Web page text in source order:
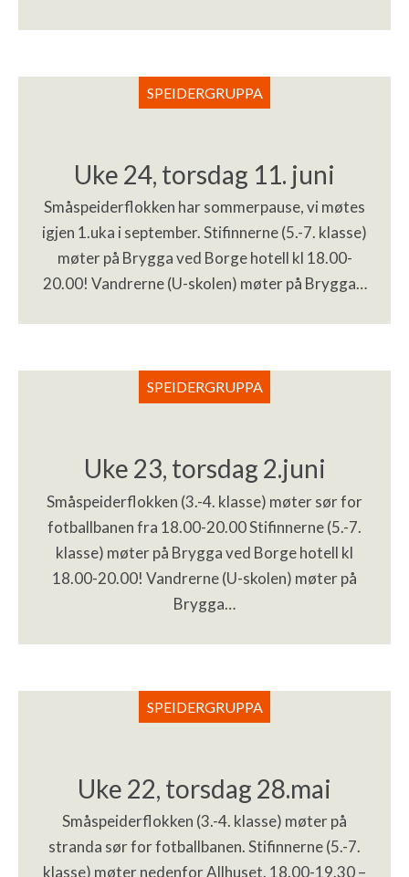
Uke 24, torsdag 11. juni
Småspeiderflokken har sommerpause, vi møtes
igjen 1.uka i september. Stifinnerne (5.-7. klasse)
møter på Brygga ved Borge hotell kl 18.00-
20.00! Vandrerne (U-skolen) møter på Brygga…
SPEIDERGRUPPA
Uke 23, torsdag 2.juni
Småspeiderflokken (3.-4. klasse) møter sør for
fotballbanen fra 18.00-20.00 Stifinnerne (5.-7.
klasse) møter på Brygga ved Borge hotell kl
18.00-20.00! Vandrerne (U-skolen) møter på
Brygga…
SPEIDERGRUPPA
Uke 22, torsdag 28.mai
Småspeiderflokken (3.-4. klasse) møter på
stranda sør for fotballbanen. Stifinnerne (5.-7.
klasse) møter nedenfor Allhuset. 18.00-19.30 –
SPEIDERGRUPPA